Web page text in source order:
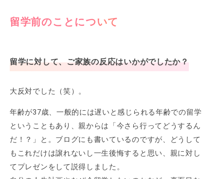
留学前のことについて
留学に対して、ご家族の反応はいかがでしたか？
大反対でした（笑）。
年齢が37歳、一般的には遅いと感じられる年齢での留学
ということもあり、親からは「今さら行ってどうするん
だ！？」と。ブログにも書いているのですが、どうして
もこれだけは譲れないし一生後悔すると思い、親に対し
てプレゼンをして説得しました。